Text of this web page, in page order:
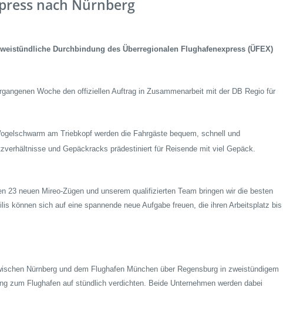
Presse
nach Nürnberg
Durchbindung des Überregionalen Flughafenexpress (ÜFEX)
Woche den offiziellen Auftrag in Zusammenarbeit mit der DB Regio für
am Triebkopf werden die Fahrgäste bequem, schnell und
und Gepäckracks prädestiniert für Reisende mit viel Gepäck.
neuen Mireo-Zügen und unserem qualifizierten Team bringen wir die besten
können sich auf eine spannende neue Aufgabe freuen, die ihren Arbeitsplatz bis
Nürnberg und dem Flughafen München über Regensburg in zweistündigem
zum Flughafen auf stündlich verdichten. Beide Unternehmen werden dabei